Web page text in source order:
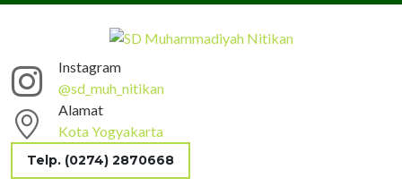
Instagram
@sd_muh_nitikan
Alamat
Kota Yogyakarta
Telp. (0274) 2870668